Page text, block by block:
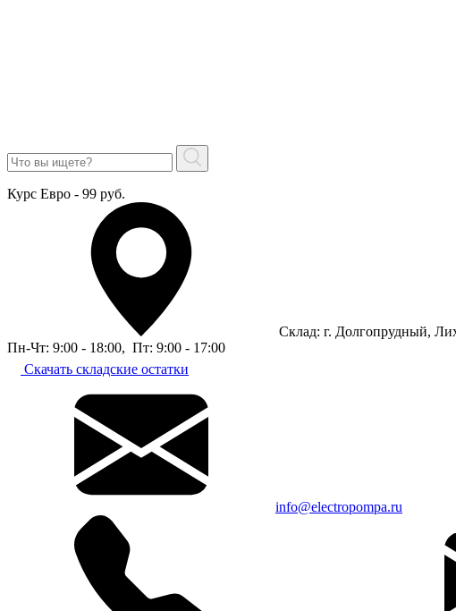
Курс Евро - 99 руб.
Склад: г. Долгопрудный,
Пн-Чт: 9:00 - 18:00, Пт: 9:00 - 17:00
Скачать складские остатки
info@electropompa.ru